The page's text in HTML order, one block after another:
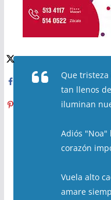
Que
tan llenos
iluminan
Adiós "Noa"
corazón
Vuela alto
amare